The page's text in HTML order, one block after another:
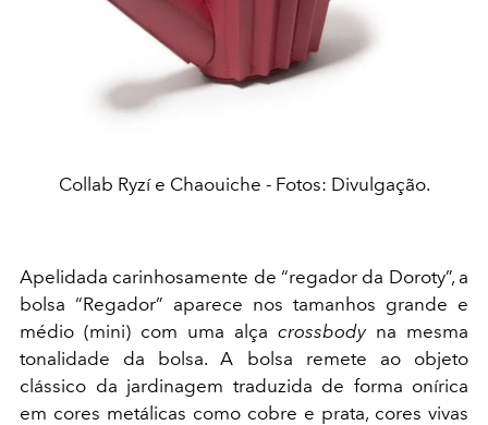
Collab Ryzí e Chaouiche - Fotos: Divulgação.
Apelidada carinhosamente de “regador da Doroty”, a
bolsa “Regador” aparece nos tamanhos grande e
médio (mini) com uma alça crossbody na mesma
tonalidade da bolsa. A bolsa remete ao objeto
clássico da jardinagem traduzida de forma onírica
em cores metálicas como cobre e prata, cores vivas